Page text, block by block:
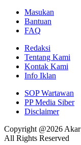
Masukan
Bantuan
FAQ
Redaksi
Tentang Kami
Kontak Kami
Info Iklan
SOP Wartawan
PP Media Siber
Disclaimer
Copyright @2026
All Rights Reserved